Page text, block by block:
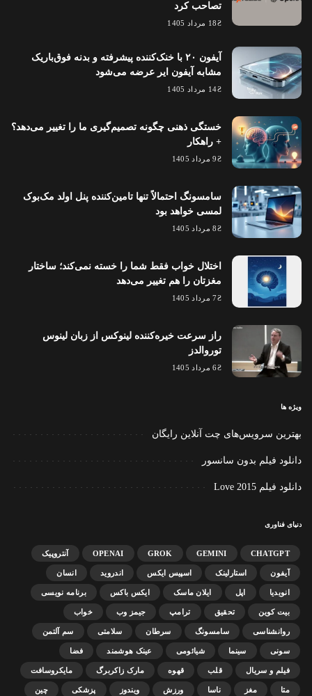
تصاحب کرد
18 مرداد 1405
آیفون ۲۰ با خنک‌کننده پیشرفته و بدنه فوق‌باریک
مشابه آیفون ایر عرضه می‌شود
14 مرداد 1405
خستگی ذهنی چگونه تصمیم‌گیری ما را تغییر می‌دهد؟
+ راهکار
9 مرداد 1405
سامسونگ احتمالاً تنها تامین‌کننده پنل اولد مک‌بوک
لمسی خواهد بود
8 مرداد 1405
اختلال خواب فقط شما را خسته نمی‌کند؛ ساختار
مغزتان را هم تغییر می‌دهد
7 مرداد 1405
راز سرعت خیره‌کننده لینوکس از زبان لینوس
توروالدز
6 مرداد 1405
ویژه ها
بهترین سرویس‌های چت آنلاین رایگان
دانلود فیلم بدون سانسور
دانلود فیلم Love 2015
دنیای فناوری
CHATGPT
GEMINI
GROK
OPENAI آنتروپیک
آیفون استارلینک اسپیس ایکس اندروید انسان
انویدیا اپل ایلان ماسک ایکس باکس برنامه نویسی
بیت کوین تحقیق ترامپ جیمز وب خواب
روانشناسی سامسونگ سرطان سلامتی سم آلتمن
سونی سینما شیائومی عینک هوشمند فضا
فیلم و سریال قلب قهوه مارک زاکربرگ مایکروسافت
متا مغز ناسا ورزش ویندوز پزشکی چین